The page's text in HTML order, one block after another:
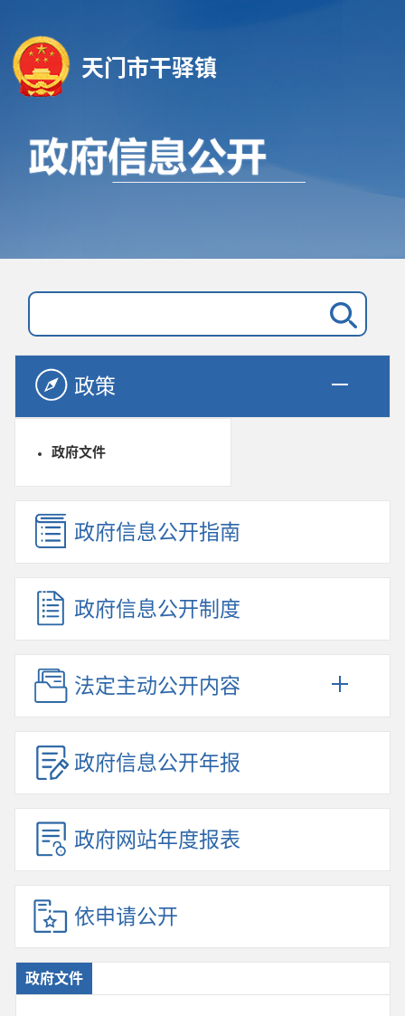
天门市干驿镇
政策
政府文件
政府信息公开指南
政府信息公开制度
法定主动公开内容
政府信息公开年报
政府网站年度报表
依申请公开
政府文件